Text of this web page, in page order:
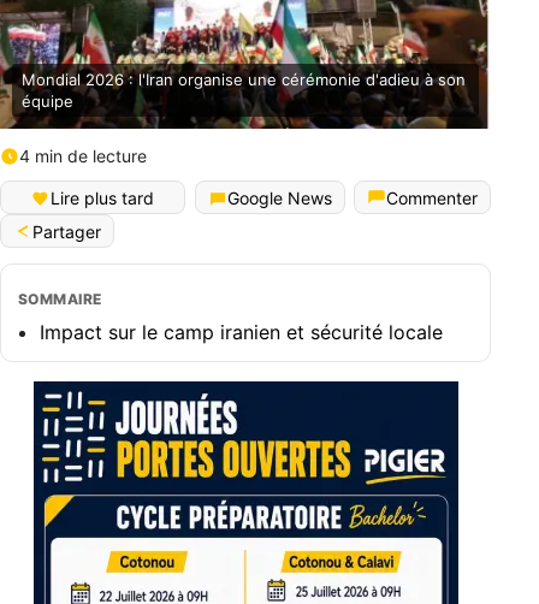
Mondial 2026 : l'Iran organise une cérémonie d'adieu à son
équipe
4 min de lecture
Lire plus tard Google News
Commenter
Partager
SOMMAIRE
Impact sur le camp iranien et sécurité locale